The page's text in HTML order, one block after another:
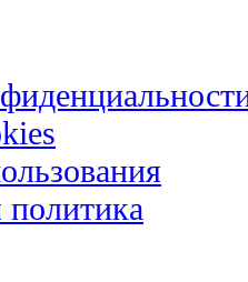
политика